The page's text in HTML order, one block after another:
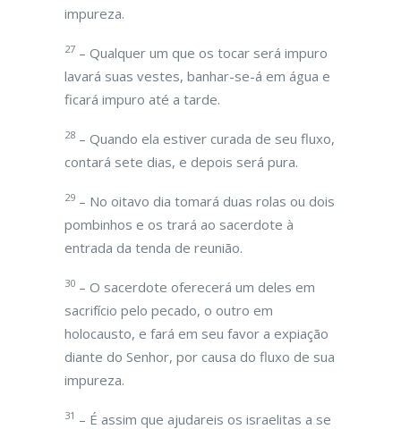
impureza.
27 – Qualquer um que os tocar será impuro
lavará suas vestes, banhar-se-á em água e
ficará impuro até a tarde.
28 – Quando ela estiver curada de seu fluxo,
contará sete dias, e depois será pura.
29 – No oitavo dia tomará duas rolas ou dois
pombinhos e os trará ao sacerdote à
entrada da tenda de reunião.
30 – O sacerdote oferecerá um deles em
sacrifício pelo pecado, o outro em
holocausto, e fará em seu favor a expiação
diante do Senhor, por causa do fluxo de sua
impureza.
31 – É assim que ajudareis os israelitas a se